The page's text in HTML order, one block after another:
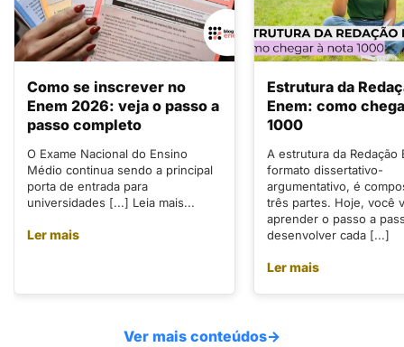
Como se inscrever no
Enem 2026: veja o passo a
passo completo
O Exame Nacional do Ensino
Médio continua sendo a principal
porta de entrada para
universidades [...] Leia mais...
Ler mais
Estrutura da
Enem: como
1000
A estrutura da Redação
formato dissertativo-
argumentativo, é
três partes. Hoje, você
aprender o passo a
desenvolver cada [...]
Ler mais
Ver mais conteúdos→